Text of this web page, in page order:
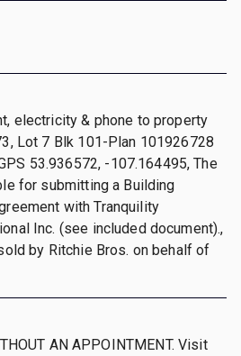
electricity & phone to property
Lot 7 Blk 101-Plan 101926728
53.936572, -107.164495, The
for submitting a Building
with Tranquility
Inc. (see included document).,
by Ritchie Bros. on behalf of
AN APPOINTMENT. Visit